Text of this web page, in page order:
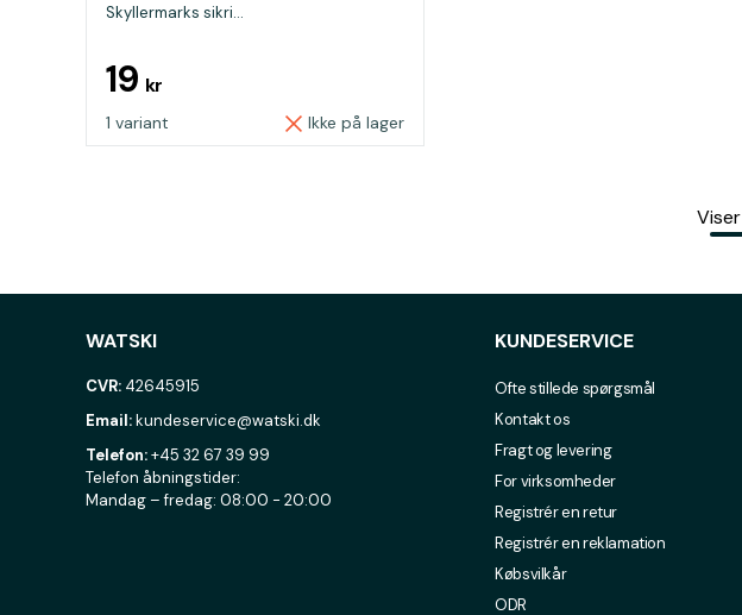
Skyllermarks sikri...
19 kr
1 variant Ikke på lager
Viser
WATSKI
CVR: 42645915
Email:kundeservice@watski.dk
Telefon:+45 32 67 39 99
Telefon åbningstider:
Mandag – fredag: 08:00 - 20:00
KUNDESERVICE
Ofte stillede spørgsmål
Kontakt os
Fragt og levering
For virksomheder
Registrér en retur
Registrér en reklamation
Købsvilkår
ODR